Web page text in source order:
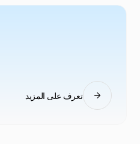
تعرف على المزيد